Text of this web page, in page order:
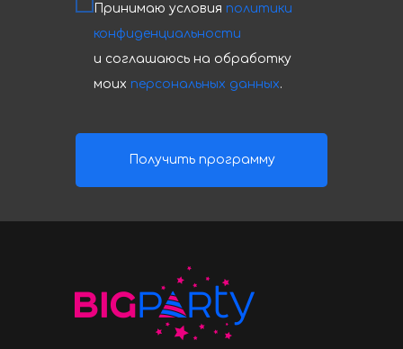
Принимаю условия политики
конфиденциальности
и соглашаюсь на обработку
моих персональных данных.
Получить программу